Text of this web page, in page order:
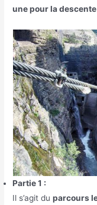
une pour la descente
Partie 1 :
Il s’agit duparcours